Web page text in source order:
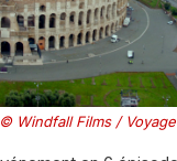
© Windfall Films / Voyage